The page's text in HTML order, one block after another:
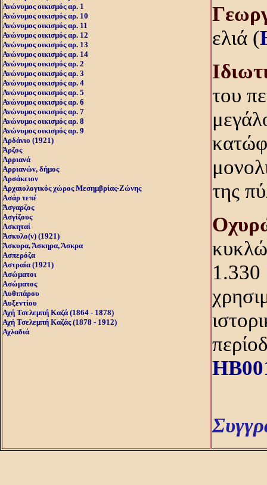
Ανώνυμος οικισμός αρ. 1
Ανώνυμος οικισμός αρ. 10
Ανώνυμος οικισμός αρ. 11
Ανώνυμος οικισμός αρ. 12
Ανώνυμος οικισμός αρ. 13
Ανώνυμος οικισμός αρ. 14
Ανώνυμος οικισμός αρ. 2
Ανώνυμος οικισμός αρ. 3
Ανώνυμος οικισμός αρ. 4
Ανώνυμος οικισμός αρ. 5
Ανώνυμος οικισμός αρ. 6
Ανώνυμος οικισμός αρ. 7
Ανώνυμος οικισμός αρ. 8
Ανώνυμος οικισμός αρ. 9
Αρδάνιο (1921)
Άρζος
Αρριανά
Αρριανών, δήμος
Αρσάκειον
Αρχαιολογικός χώρος Μεσημβρίας-Ζώνης
Ασάρ τεπέ
Άσγαρζος
Ασγίζους
Ασκηταί
Άσκυλο(ν) (1921)
Άσκυρα, Άσκηρα, Άσκρα
Ασπερόζα
Αστραία (1921)
Ασώματοι
Ασώματος
Αυθιπάρου
Αυξεντίου
Αχή Τσελεμπή Καζά (1864 - 1878)
Αχή Τσελεμπή Καζάς (1878 - 1912)
Αχλαδιά
ελιά (
του
της
1.330